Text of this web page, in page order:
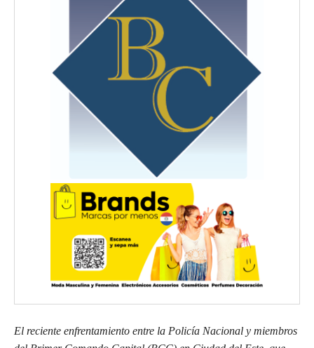
El reciente enfrentamiento entre la Policía Nacional y miembros